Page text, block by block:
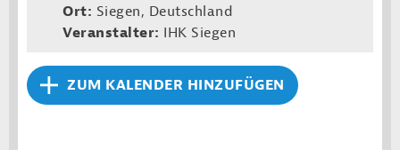
Ort: Siegen, Deutschland
Veranstalter: IHK Siegen
ZUM KALENDER HINZUFÜGEN